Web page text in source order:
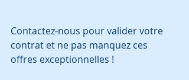
Contactez-nous pour valider votre
contrat et ne pas manquez ces
offres exceptionnelles !